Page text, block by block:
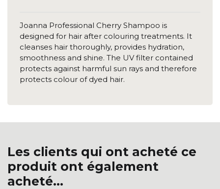
Joanna Professional Cherry Shampoo is
designed for hair after colouring treatments. It
cleanses hair thoroughly, provides hydration,
smoothness and shine. The UV filter contained
protects against harmful sun rays and therefore
protects colour of dyed hair.
Les clients qui ont acheté ce
produit ont également
acheté...